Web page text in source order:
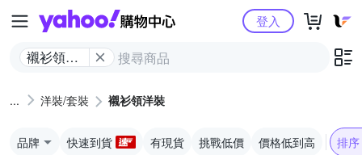
Yahoo購物中心
襯衫領洋
登入
洋裝/套裝 襯衫領洋裝
品牌 快速到貨 有現貨 挑戰低價 價格低到高 排序